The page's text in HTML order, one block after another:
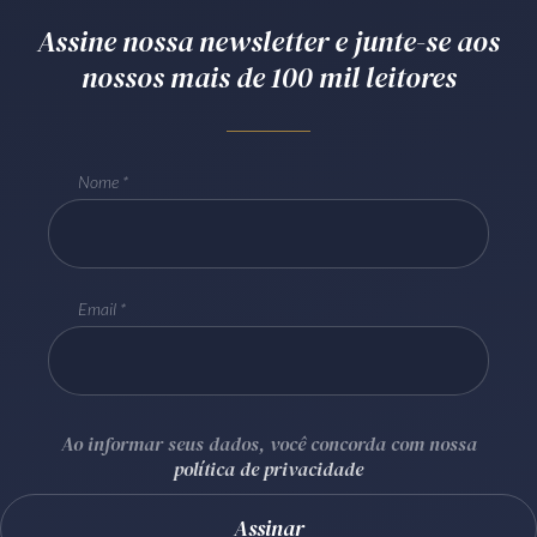
Receba por RSS
Av. Sete de Setembro, 4698
Assine nossa newsletter e junte-se aos
nossos mais de 100 mil leitores
Nome
Email
Ao informar seus dados, você concorda com nossa
política de privacidade